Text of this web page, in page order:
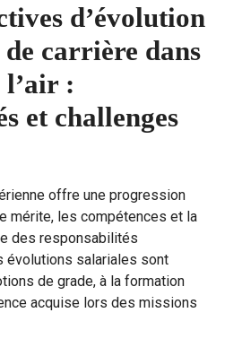
d’évolution
carrière dans
l’air :
et challenges
offre une progression
mérite, les compétences et la
des responsabilités
évolutions salariales sont
de grade, à la formation
acquise lors des missions